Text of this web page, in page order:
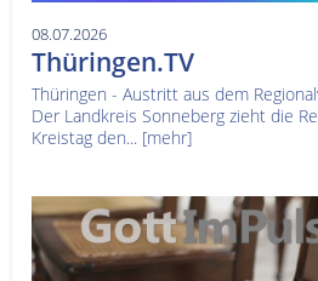
08.07.2026
Thüringen.TV
Thüringen - Austritt aus dem
Der Landkreis Sonneberg zieht die
Kreistag den... [mehr]